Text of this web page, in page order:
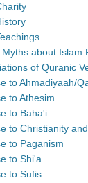
about Islam
of Quranic
to Ahmadiyaah/
to Athesim
to Baha'i
to Christianity
to Paganism
to Shi'a
to Sufis